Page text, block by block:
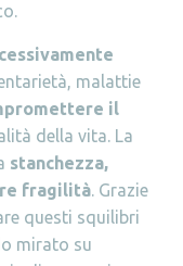
malattie
il
della vita. La
stanchezza,
fragilità. Grazie
questi squilibri
mirato su